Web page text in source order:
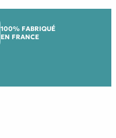
100% FABRIQUÉ
EN FRANCE